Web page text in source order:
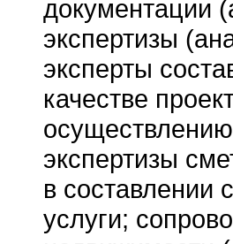
документации
экспертизы
эксперты
качестве
экспертизы
в составлении
услуги;